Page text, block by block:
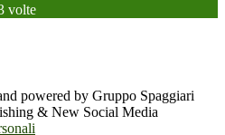
volte
powered by Gruppo Spaggiari
& New Social Media